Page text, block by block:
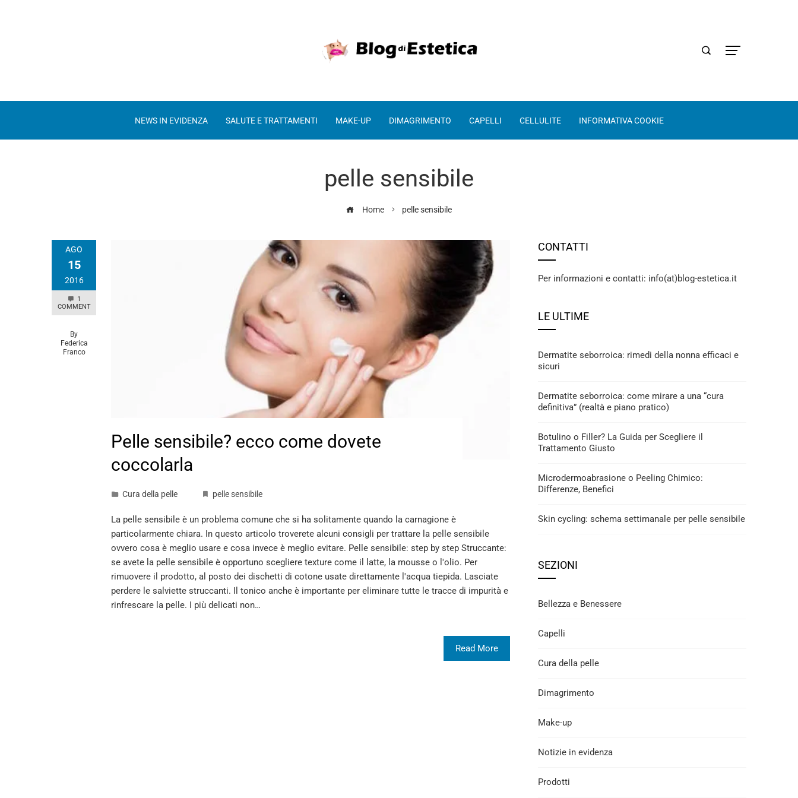
NEWS IN EVIDENZA SALUTE E TRATTAMENTI MAKE-UP DIMAGRIMENTO CAPELLI CELLULITE INFORMATIVA COOKIE
pelle sensibile
Home pelle sensibile
AGO
15
2016
1
COMMENT
By
Federica
Franco
Pelle sensibile? ecco come dovete
coccolarla
Cura della pelle pelle sensibile
La pelle sensibile è un problema comune che si ha solitamente quando la carnagione è
particolarmente chiara. In questo articolo troverete alcuni consigli per trattare la pelle sensibile
ovvero cosa è meglio usare e cosa invece è meglio evitare. Pelle sensibile: step by step Struccante:
se avete la pelle sensibile è opportuno scegliere texture come il latte, la mousse o l'olio. Per
rimuovere il prodotto, al posto dei dischetti di cotone usate direttamente l'acqua tiepida. Lasciate
perdere le salviette struccanti. Il tonico anche è importante per eliminare tutte le tracce di impurità e
rinfrescare la pelle. I più delicati non…
Read More
CONTATTI
Per informazioni e contatti: info(at)blog-estetica.it
LE ULTIME
Dermatite seborroica: rimedi della nonna efficaci e
sicuri
Dermatite seborroica: come mirare a una “cura
definitiva” (realtà e piano pratico)
Botulino o Filler? La Guida per Scegliere il
Trattamento Giusto
Microdermoabrasione o Peeling Chimico:
Differenze, Benefici
Skin cycling: schema settimanale per pelle sensibile
SEZIONI
Bellezza e Benessere
Capelli
Cura della pelle
Dimagrimento
Make-up
Notizie in evidenza
Prodotti